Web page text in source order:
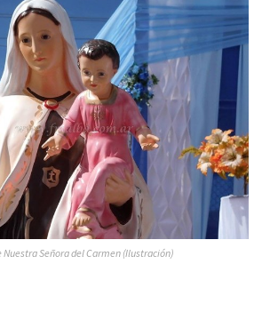
Nuestra Señora del Carmen (Ilustración)